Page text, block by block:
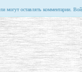
могут оставлять комментарии.